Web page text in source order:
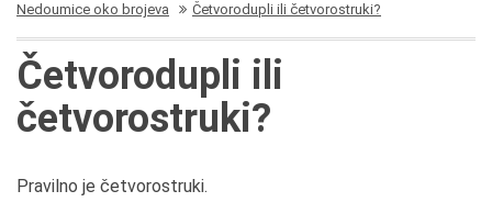
Nedoumice oko brojeva Četvorodupli ili četvorostruki?
Četvorodupli ili
četvorostruki?
Pravilno je četvorostruki.